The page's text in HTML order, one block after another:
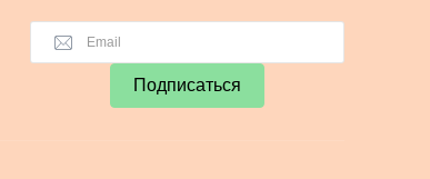
Подписаться